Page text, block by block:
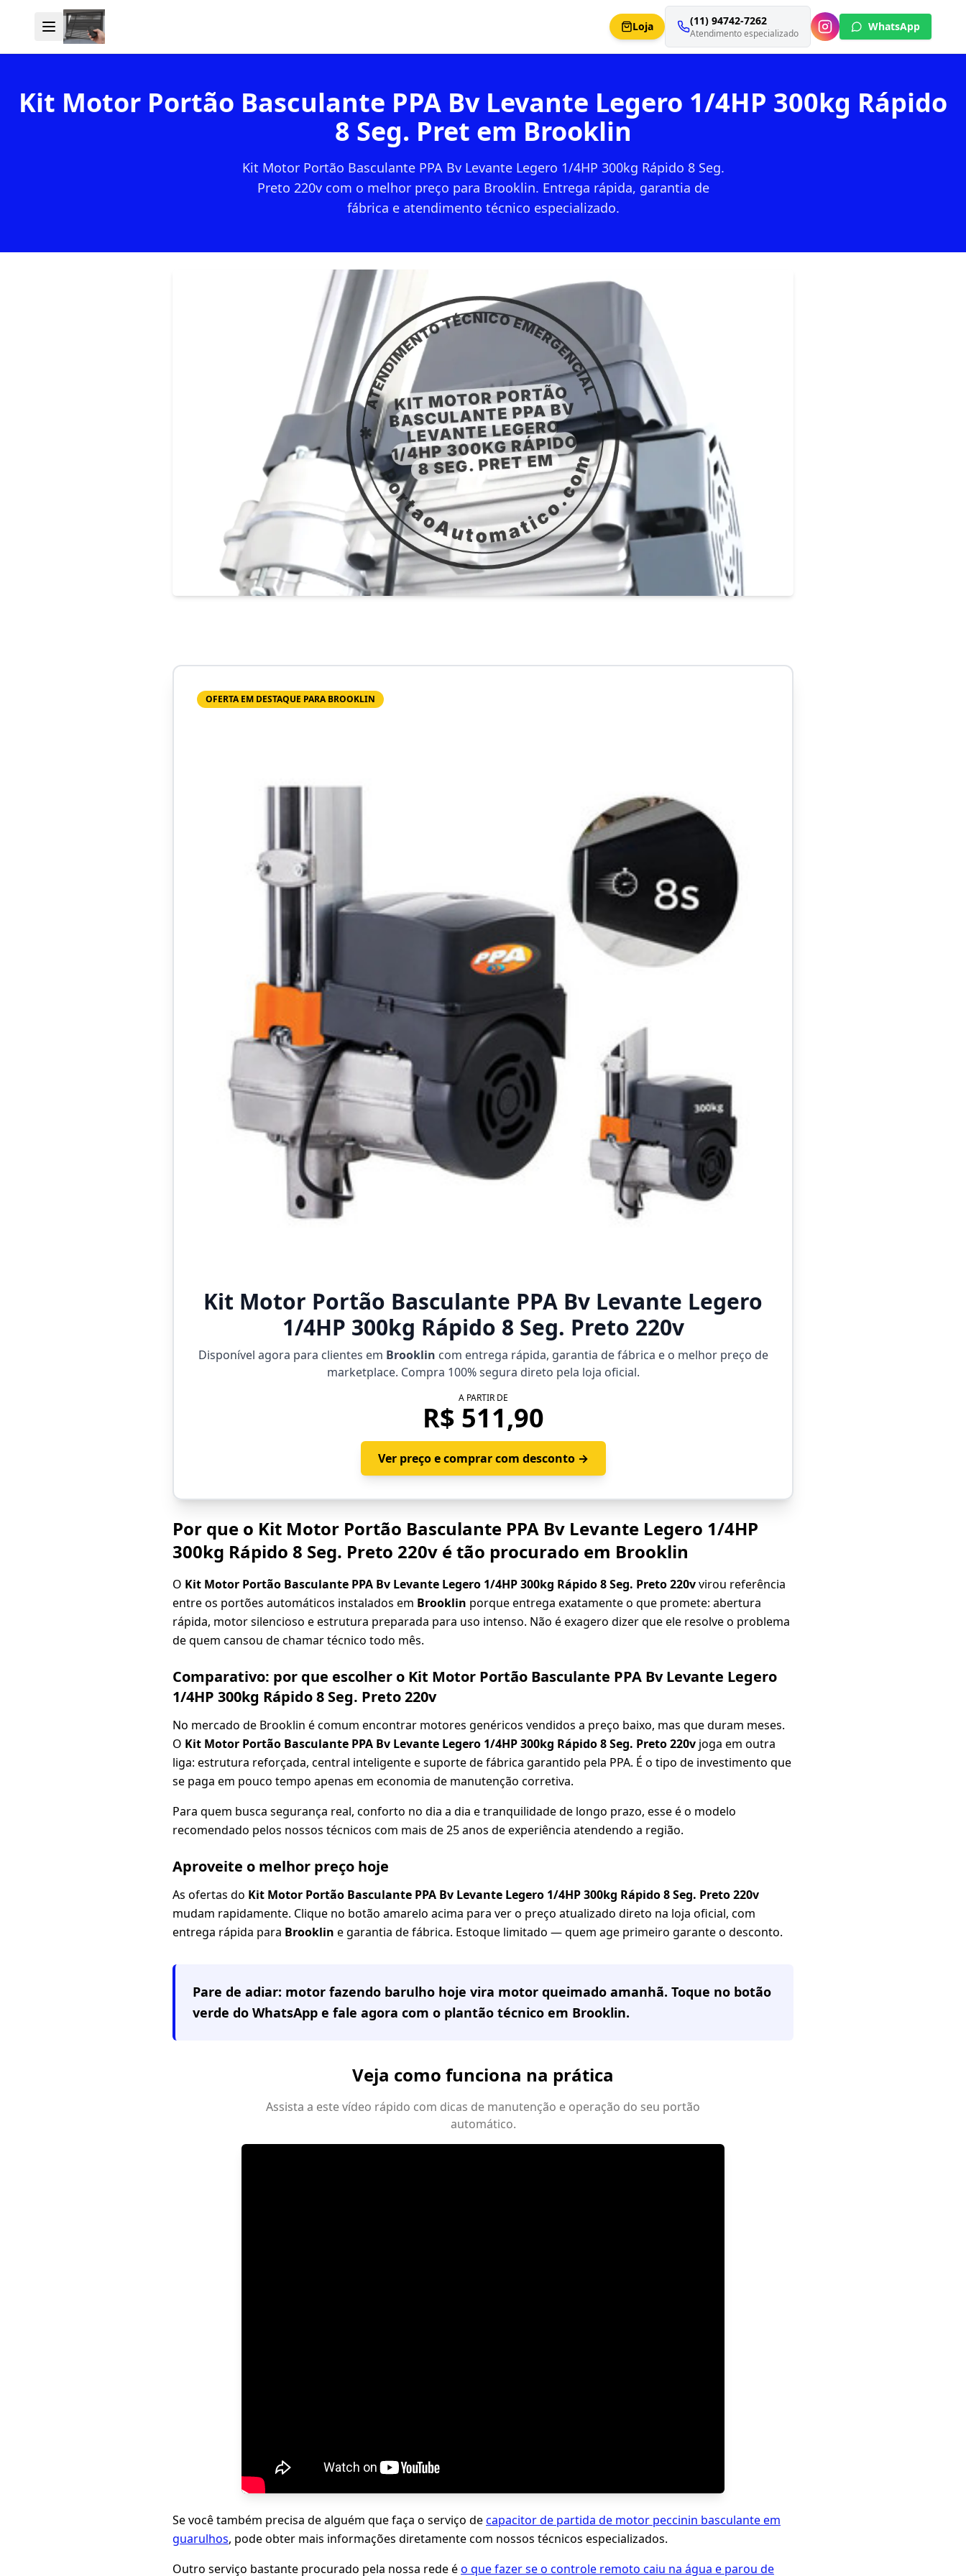
Loja (11) 94742-7262
Atendimento especializado
WhatsApp
Kit Motor Portão Basculante PPA Bv Levante Legero 1/4HP 300kg Rápido
8 Seg. Pret em Brooklin
Kit Motor Portão Basculante PPA Bv Levante Legero 1/4HP 300kg Rápido 8 Seg.
Preto 220v com o melhor preço para Brooklin. Entrega rápida, garantia de
fábrica e atendimento técnico especializado.
OFERTA EM DESTAQUE PARA BROOKLIN
Kit Motor Portão Basculante PPA Bv Levante Legero
1/4HP 300kg Rápido 8 Seg. Preto 220v
Disponível agora para clientes em Brooklin com entrega rápida, garantia de fábrica e o melhor preço de
marketplace. Compra 100% segura direto pela loja oficial.
A PARTIR DE
R$ 511,90
Ver preço e comprar com desconto →
Por que o Kit Motor Portão Basculante PPA Bv Levante Legero 1/4HP
300kg Rápido 8 Seg. Preto 220v é tão procurado em Brooklin
O Kit Motor Portão Basculante PPA Bv Levante Legero 1/4HP 300kg Rápido 8 Seg. Preto 220vvirou referência
entre os portões automáticos instalados em Brooklin porque entrega exatamente o que promete: abertura
rápida, motor silencioso e estrutura preparada para uso intenso. Não é exagero dizer que ele resolve o problema
de quem cansou de chamar técnico todo mês.
Comparativo: por que escolher o Kit Motor Portão Basculante PPA Bv Levante Legero
1/4HP 300kg Rápido 8 Seg. Preto 220v
No mercado de Brooklin é comum encontrar motores genéricos vendidos a preço baixo, mas que duram meses.
O Kit Motor Portão Basculante PPA Bv Levante Legero 1/4HP 300kg Rápido 8 Seg. Preto 220v joga em outra
liga: estrutura reforçada, central inteligente e suporte de fábrica garantido pela PPA. É o tipo de investimento que
se paga em pouco tempo apenas em economia de manutenção corretiva.
Para quem busca segurança real, conforto no dia a dia e tranquilidade de longo prazo, esse é o modelo
recomendado pelos nossos técnicos com mais de 25 anos de experiência atendendo a região.
Aproveite o melhor preço hoje
As ofertas do Kit Motor Portão Basculante PPA Bv Levante Legero 1/4HP 300kg Rápido 8 Seg. Preto 220v
mudam rapidamente. Clique no botão amarelo acima para ver o preço atualizado direto na loja oficial, com
entrega rápida para Brooklin e garantia de fábrica. Estoque limitado — quem age primeiro garante o desconto.
Pare de adiar: motor fazendo barulho hoje vira motor queimado amanhã. Toque no botão
verde do WhatsApp e fale agora com o plantão técnico em Brooklin.
Veja como funciona na prática
Assista a este vídeo rápido com dicas de manutenção e operação do seu portão
automático.
Se você também precisa de alguém que faça o serviço decapacitor de partida de motor peccinin basculante em
guarulhos, pode obter mais informações diretamente com nossos técnicos especializados.
Outro serviço bastante procurado pela nossa rede éo que fazer se o controle remoto caiu na água e parou de